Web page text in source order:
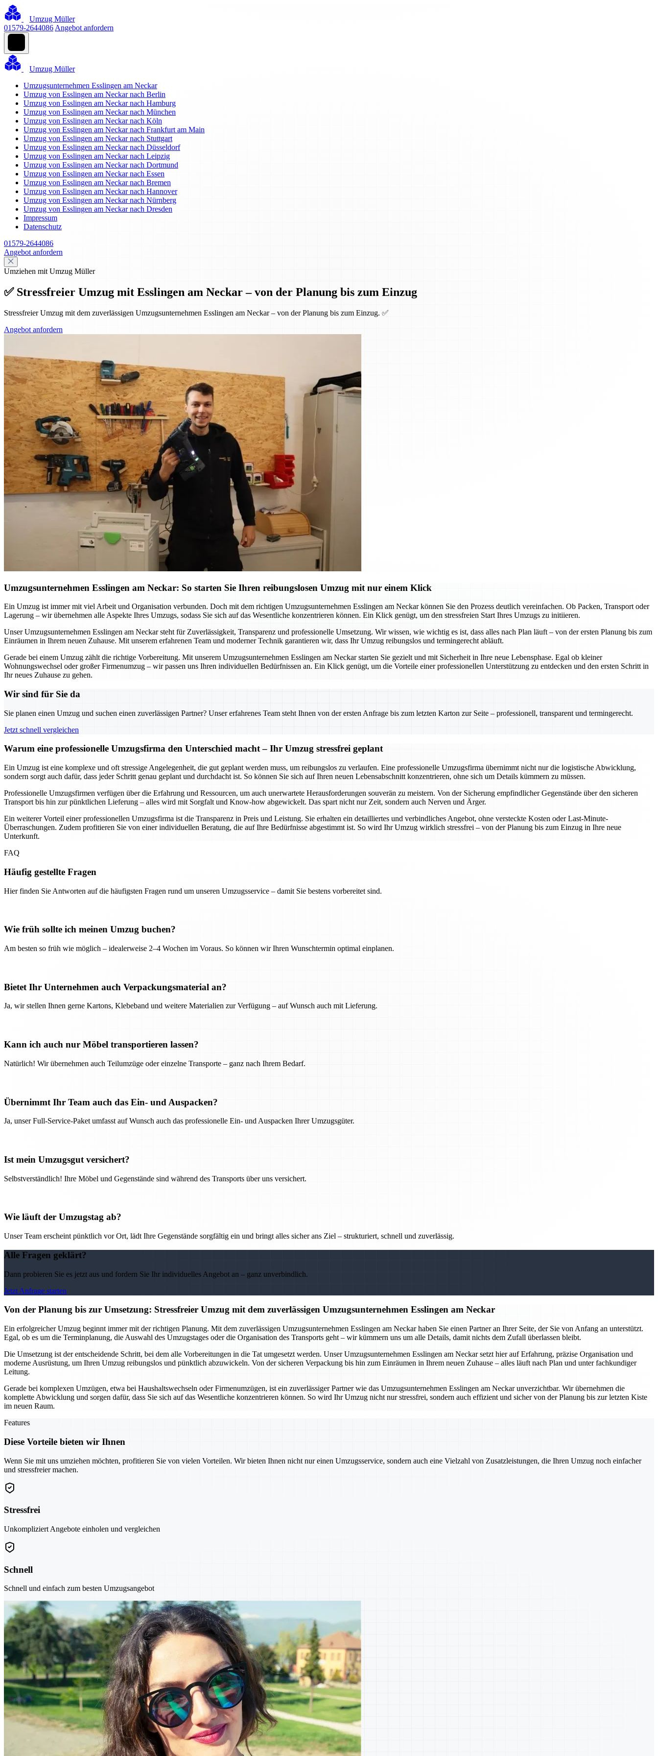
Umzug Müller
01579-2644086 Angebot anfordern
Umzug Müller
Umzugsunternehmen Esslingen am Neckar
Umzug von Esslingen am Neckar nach Berlin
Umzug von Esslingen am Neckar nach Hamburg
Umzug von Esslingen am Neckar nach München
Umzug von Esslingen am Neckar nach Köln
Umzug von Esslingen am Neckar nach Frankfurt am Main
Umzug von Esslingen am Neckar nach Stuttgart
Umzug von Esslingen am Neckar nach Düsseldorf
Umzug von Esslingen am Neckar nach Leipzig
Umzug von Esslingen am Neckar nach Dortmund
Umzug von Esslingen am Neckar nach Essen
Umzug von Esslingen am Neckar nach Bremen
Umzug von Esslingen am Neckar nach Hannover
Umzug von Esslingen am Neckar nach Nürnberg
Umzug von Esslingen am Neckar nach Dresden
Impressum
Datenschutz
01579-2644086
Angebot anfordern
Umziehen mit Umzug Müller
✅ Stressfreier Umzug mit Esslingen am Neckar – von der Planung bis zum Einzug
Stressfreier Umzug mit dem zuverlässigen Umzugsunternehmen Esslingen am Neckar – von der Planung bis zum Einzug. ✅
Angebot anfordern
Umzugsunternehmen Esslingen am Neckar: So starten Sie Ihren reibungslosen Umzug mit nur einem Klick
Ein Umzug ist immer mit viel Arbeit und Organisation verbunden. Doch mit dem richtigen Umzugsunternehmen Esslingen am Neckar können Sie den Prozess deutlich vereinfachen. Ob Packen, Transport oder
Lagerung – wir übernehmen alle Aspekte Ihres Umzugs, sodass Sie sich auf das Wesentliche konzentrieren können. Ein Klick genügt, um den stressfreien Start Ihres Umzugs zu initiieren.
Unser Umzugsunternehmen Esslingen am Neckar steht für Zuverlässigkeit, Transparenz und professionelle Umsetzung. Wir wissen, wie wichtig es ist, dass alles nach Plan läuft – von der ersten Planung bis zum
Einräumen in Ihrem neuen Zuhause. Mit unserem erfahrenen Team und moderner Technik garantieren wir, dass Ihr Umzug reibungslos und termingerecht abläuft.
Gerade bei einem Umzug zählt die richtige Vorbereitung. Mit unserem Umzugsunternehmen Esslingen am Neckar starten Sie gezielt und mit Sicherheit in Ihre neue Lebensphase. Egal ob kleiner
Wohnungswechsel oder großer Firmenumzug – wir passen uns Ihren individuellen Bedürfnissen an. Ein Klick genügt, um die Vorteile einer professionellen Unterstützung zu entdecken und den ersten Schritt in
Ihr neues Zuhause zu gehen.
Wir sind für Sie da
Sie planen einen Umzug und suchen einen zuverlässigen Partner? Unser erfahrenes Team steht Ihnen von der ersten Anfrage bis zum letzten Karton zur Seite – professionell, transparent und termingerecht.
Jetzt schnell vergleichen
Warum eine professionelle Umzugsfirma den Unterschied macht – Ihr Umzug stressfrei geplant
Ein Umzug ist eine komplexe und oft stressige Angelegenheit, die gut geplant werden muss, um reibungslos zu verlaufen. Eine professionelle Umzugsfirma übernimmt nicht nur die logistische Abwicklung,
sondern sorgt auch dafür, dass jeder Schritt genau geplant und durchdacht ist. So können Sie sich auf Ihren neuen Lebensabschnitt konzentrieren, ohne sich um Details kümmern zu müssen.
Professionelle Umzugsfirmen verfügen über die Erfahrung und Ressourcen, um auch unerwartete Herausforderungen souverän zu meistern. Von der Sicherung empfindlicher Gegenstände über den sicheren
Transport bis hin zur pünktlichen Lieferung – alles wird mit Sorgfalt und Know-how abgewickelt. Das spart nicht nur Zeit, sondern auch Nerven und Ärger.
Ein weiterer Vorteil einer professionellen Umzugsfirma ist die Transparenz in Preis und Leistung. Sie erhalten ein detailliertes und verbindliches Angebot, ohne versteckte Kosten oder Last-Minute-
Überraschungen. Zudem profitieren Sie von einer individuellen Beratung, die auf Ihre Bedürfnisse abgestimmt ist. So wird Ihr Umzug wirklich stressfrei – von der Planung bis zum Einzug in Ihre neue
Unterkunft.
FAQ
Häufig gestellte Fragen
Hier finden Sie Antworten auf die häufigsten Fragen rund um unseren Umzugsservice – damit Sie bestens vorbereitet sind.
Wie früh sollte ich meinen Umzug buchen?
Am besten so früh wie möglich – idealerweise 2–4 Wochen im Voraus. So können wir Ihren Wunschtermin optimal einplanen.
Bietet Ihr Unternehmen auch Verpackungsmaterial an?
Ja, wir stellen Ihnen gerne Kartons, Klebeband und weitere Materialien zur Verfügung – auf Wunsch auch mit Lieferung.
Kann ich auch nur Möbel transportieren lassen?
Natürlich! Wir übernehmen auch Teilumzüge oder einzelne Transporte – ganz nach Ihrem Bedarf.
Übernimmt Ihr Team auch das Ein- und Auspacken?
Ja, unser Full-Service-Paket umfasst auf Wunsch auch das professionelle Ein- und Auspacken Ihrer Umzugsgüter.
Ist mein Umzugsgut versichert?
Selbstverständlich! Ihre Möbel und Gegenstände sind während des Transports über uns versichert.
Wie läuft der Umzugstag ab?
Unser Team erscheint pünktlich vor Ort, lädt Ihre Gegenstände sorgfältig ein und bringt alles sicher ans Ziel – strukturiert, schnell und zuverlässig.
Alle Fragen geklärt?
Dann probieren Sie es jetzt aus und fordern Sie Ihr individuelles Angebot an – ganz unverbindlich.
Jetzt Anfrage starten
Von der Planung bis zur Umsetzung: Stressfreier Umzug mit dem zuverlässigen Umzugsunternehmen Esslingen am Neckar
Ein erfolgreicher Umzug beginnt immer mit der richtigen Planung. Mit dem zuverlässigen Umzugsunternehmen Esslingen am Neckar haben Sie einen Partner an Ihrer Seite, der Sie von Anfang an unterstützt.
Egal, ob es um die Terminplanung, die Auswahl des Umzugstages oder die Organisation des Transports geht – wir kümmern uns um alle Details, damit nichts dem Zufall überlassen bleibt.
Die Umsetzung ist der entscheidende Schritt, bei dem alle Vorbereitungen in die Tat umgesetzt werden. Unser Umzugsunternehmen Esslingen am Neckar setzt hier auf Erfahrung, präzise Organisation und
moderne Ausrüstung, um Ihren Umzug reibungslos und pünktlich abzuwickeln. Von der sicheren Verpackung bis hin zum Einräumen in Ihrem neuen Zuhause – alles läuft nach Plan und unter fachkundiger
Leitung.
Gerade bei komplexen Umzügen, etwa bei Haushaltswechseln oder Firmenumzügen, ist ein zuverlässiger Partner wie das Umzugsunternehmen Esslingen am Neckar unverzichtbar. Wir übernehmen die
komplette Abwicklung und sorgen dafür, dass Sie sich auf das Wesentliche konzentrieren können. So wird Ihr Umzug nicht nur stressfrei, sondern auch effizient und sicher von der Planung bis zur letzten Kiste
im neuen Raum.
Features
Diese Vorteile bieten wir Ihnen
Wenn Sie mit uns umziehen möchten, profitieren Sie von vielen Vorteilen. Wir bieten Ihnen nicht nur einen Umzugsservice, sondern auch eine Vielzahl von Zusatzleistungen, die Ihren Umzug noch einfacher
und stressfreier machen.
Stressfrei
Unkompliziert Angebote einholen und vergleichen
Schnell
Schnell und einfach zum besten Umzugsangebot